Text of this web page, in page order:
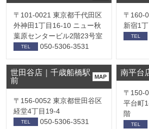
〒101-0021 東京都千代田区
外神田1丁目16-10 ニュー秋
葉原センタービル2階23号室
TEL 050-5306-3531
〒160-
新宿1
TEL
世田谷店｜千歳船橋駅
前
MAP
〒156-0052 東京都世田谷区
経堂4丁目19-4
TEL 050-5306-3531
南平台
〒150-
平台町
階
TEL